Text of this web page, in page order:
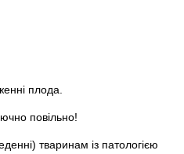
плода.
повільно!
тваринам із патологією